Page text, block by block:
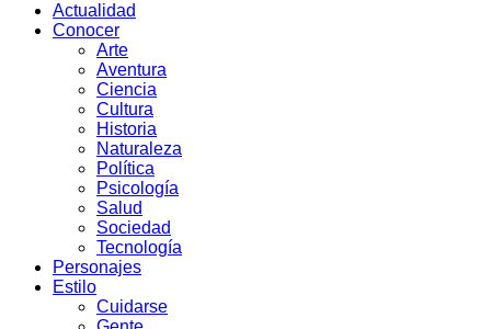
Actualidad
Conocer
Arte
Aventura
Ciencia
Cultura
Historia
Naturaleza
Política
Psicología
Salud
Sociedad
Tecnología
Personajes
Estilo
Cuidarse